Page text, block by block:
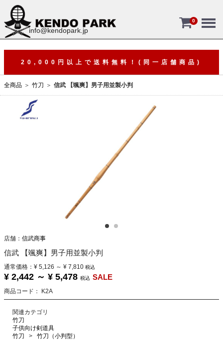
info@kendopark.jp
0
20,000円以上で送料無料！(同一店舗商品)
全商品 竹刀 信武 【颯爽】男子用並製小判
店舗： 信武商事
信武 【颯爽】男子用並製小判
通常価格： ¥ 5,126 ～ ¥ 7,810 税込
¥ 2,442 ～ ¥ 5,478 税込 SALE
商品コード： K2A
関連カテゴリ
竹刀
子供向け剣道具
竹刀
竹刀（小判型）